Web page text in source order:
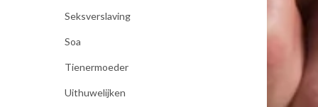
Seksverslaving
Soa
Tienermoeder
Uithuwelijken